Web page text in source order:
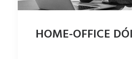
HOME-OFFICE